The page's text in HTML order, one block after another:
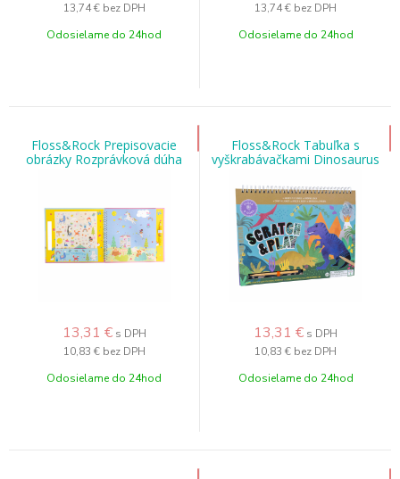
13,74 € bez DPH
Odosielame do 24hod
13,74 € bez DPH
Odosielame do 24hod
Floss&Rock Prepisovacie
obrázky Rozprávková dúha
13,31 € s DPH
10,83 € bez DPH
Odosielame do 24hod
Floss&Rock Tabuľka s
vyškrabávačkami Dinosaurus
13,31 € s DPH
10,83 € bez DPH
Odosielame do 24hod